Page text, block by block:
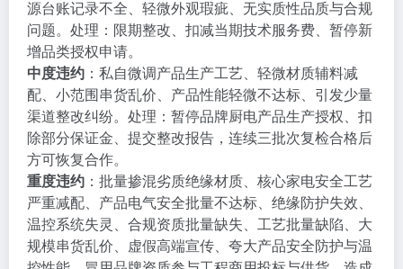
源台账记录不全、轻微外观瑕疵、无实质性品质与合规
问题。处理：限期整改、扣减当期技术服务费、暂停新
增品类授权申请。
中度违约 ：私自微调产品生产工艺、轻微材质辅料减
配、小范围串货乱价、产品性能轻微不达标、引发少量
渠道整改纠纷。处理：暂停品牌厨电产品生产授权、扣
除部分保证金、提交整改报告，连续三批次复检合格后
方可恢复合作。
重度违约 ：批量掺混劣质绝缘材质、核心家电安全工艺
严重减配、产品电气安全批量不达标、绝缘防护失效、
温控系统失灵、合规资质批量缺失、工艺批量缺陷、大
规模串货乱价、虚假高端宣传、夸大产品安全防护与温